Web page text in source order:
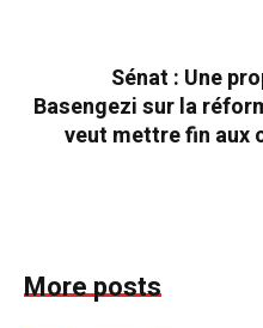
Sénat : Une
Basengezi sur la
veut mettre fin aux
More posts